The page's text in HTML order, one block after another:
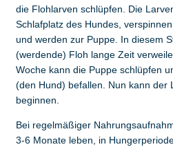
die Flohlarven schlüpfen. Die
Schlafplatz des Hundes,
und werden zur Puppe. In diesem
(werdende) Floh lange Zeit
Woche kann die Puppe schlüpfen
(den Hund) befallen. Nun kann der
beginnen.
Bei regelmäßiger
3-6 Monate leben, in